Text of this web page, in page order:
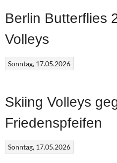
Berlin Butterflies
Volleys
Sonntag, 17.05.2026
Skiing Volleys
Friedenspfeifen
Sonntag, 17.05.2026